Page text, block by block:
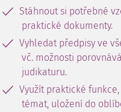
Stáhnout si potřebné
praktické dokumenty.
Vyhledat předpisy ve
vč. možnosti
judikaturu.
Využít praktické
témat, uložení do